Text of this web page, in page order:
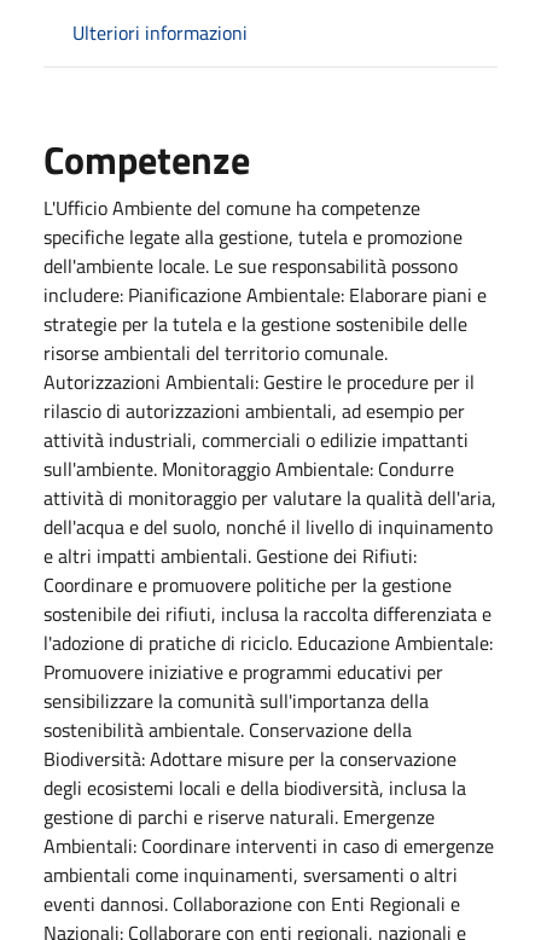
Ulteriori informazioni
Competenze
L'Ufficio Ambiente del comune ha competenze
specifiche legate alla gestione, tutela e promozione
dell'ambiente locale. Le sue responsabilità possono
includere: Pianificazione Ambientale: Elaborare piani e
strategie per la tutela e la gestione sostenibile delle
risorse ambientali del territorio comunale.
Autorizzazioni Ambientali: Gestire le procedure per il
rilascio di autorizzazioni ambientali, ad esempio per
attività industriali, commerciali o edilizie impattanti
sull'ambiente. Monitoraggio Ambientale: Condurre
attività di monitoraggio per valutare la qualità dell'aria,
dell'acqua e del suolo, nonché il livello di inquinamento
e altri impatti ambientali. Gestione dei Rifiuti:
Coordinare e promuovere politiche per la gestione
sostenibile dei rifiuti, inclusa la raccolta differenziata e
l'adozione di pratiche di riciclo. Educazione Ambientale:
Promuovere iniziative e programmi educativi per
sensibilizzare la comunità sull'importanza della
sostenibilità ambientale. Conservazione della
Biodiversità: Adottare misure per la conservazione
degli ecosistemi locali e della biodiversità, inclusa la
gestione di parchi e riserve naturali. Emergenze
Ambientali: Coordinare interventi in caso di emergenze
ambientali come inquinamenti, sversamenti o altri
eventi dannosi. Collaborazione con Enti Regionali e
Nazionali: Collaborare con enti regionali, nazionali e